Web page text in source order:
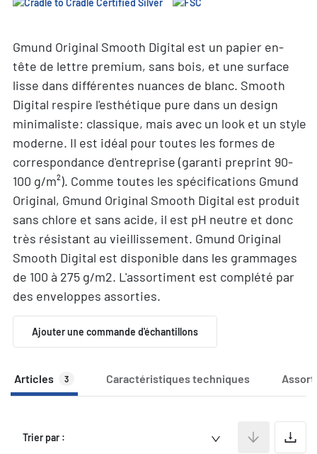
Gmund Original Smooth Digital est un papier en-
tête de lettre premium, sans bois, et une surface
lisse dans différentes nuances de blanc. Smooth
Digital respire l'esthétique pure dans un design
minimaliste: classique, mais avec un look et un style
moderne. Il est idéal pour toutes les formes de
correspondance d'entreprise (garanti preprint 90-
100 g/m²). Comme toutes les spécifications Gmund
Original, Gmund Original Smooth Digital est produit
sans chlore et sans acide, il est pH neutre et donc
très résistant au vieillissement. Gmund Original
Smooth Digital est disponible dans les grammages
de 100 à 275 g/m2. L'assortiment est complété par
des enveloppes assorties.
Ajouter une commande d'échantillons
Articles 3 Caractéristiques techniques
Trier par :